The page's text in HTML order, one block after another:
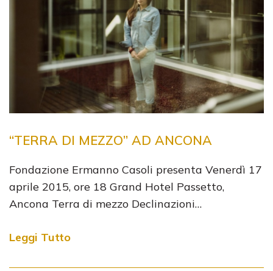
“TERRA DI MEZZO” AD ANCONA
Fondazione Ermanno Casoli presenta Venerdì 17
aprile 2015, ore 18 Grand Hotel Passetto,
Ancona Terra di mezzo Declinazioni…
Leggi Tutto